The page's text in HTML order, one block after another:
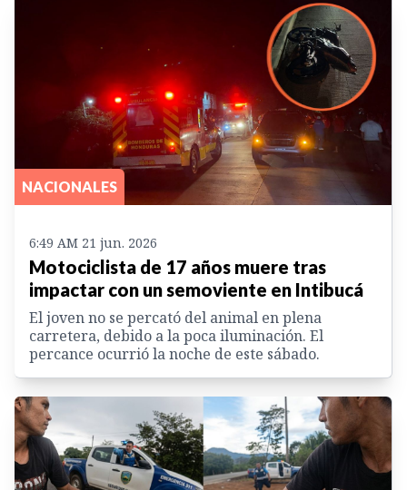
NACIONALES
6:49 AM 21 jun. 2026
Motociclista de 17 años muere tras
impactar con un semoviente en Intibucá
El joven no se percató del animal en plena
carretera, debido a la poca iluminación. El
percance ocurrió la noche de este sábado.